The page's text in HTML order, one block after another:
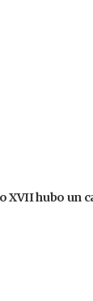
XVII hubo un